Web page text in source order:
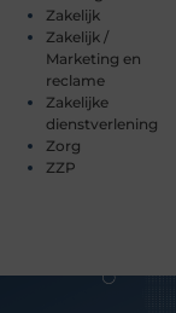
Zakelijk
Zakelijk /
Marketing en
reclame
Zakelijke
dienstverlening
Zorg
ZZP